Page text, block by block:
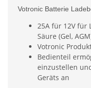
Votronic Batterie
25A für 12V für
Säure (Gel,
Votronic
Bedienteil
einzustellen
Geräts an